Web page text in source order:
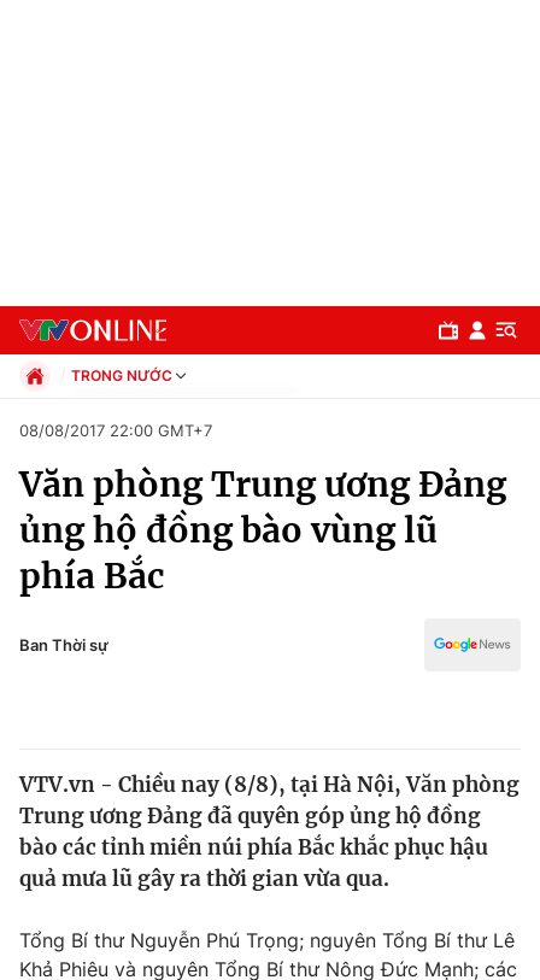
Chuyên mục
Chính trị
Thế giới
Tin tức
Thế giới đó đây
Câu chuyện quốc tế
Kinh tế
Tài chính
Dữ liệu và đời sống
TRONG NƯỚC
Xã hội
Pháp luật
Kinh tế
Thể thao
Truyền hình
Đời sống
08/08/2017 22:00 GMT+7
Văn phòng Trung ương Đảng
ủng hộ đồng bào vùng lũ
phía Bắc
Ban Thời sự
VTV.vn - Chiều nay (8/8), tại Hà Nội, Văn phòng
Trung ương Đảng đã quyên góp ủng hộ đồng
bào các tỉnh miền núi phía Bắc khắc phục hậu
quả mưa lũ gây ra thời gian vừa qua.
Tổng Bí thư Nguyễn Phú Trọng; nguyên Tổng Bí thư Lê
Khả Phiêu và nguyên Tổng Bí thư Nông Đức Mạnh; các